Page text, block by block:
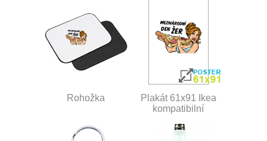
Rohožka
Plakát 61x91 Ikea
kompatibilní